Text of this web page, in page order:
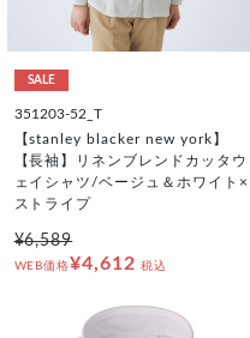
SALE
351203-52_T
【stanley blacker new york】
【長袖】リネンブレンドカッタウ
ェイシャツ/ベージュ＆ホワイト×
ストライプ
¥6,589
WEB価格¥4,612 税込